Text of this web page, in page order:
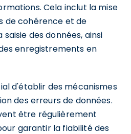
Cela inclut la mise
de cohérence et de
des données, ainsi
enregistrements en
d'établir des mécanismes
des erreurs de données.
être régulièrement
garantir la fiabilité des